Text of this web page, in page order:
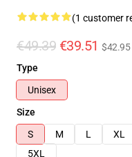
(1 customer
€49.39 €39.51 $42.95
Type
Unisex
Size
S
M L XL
5XL